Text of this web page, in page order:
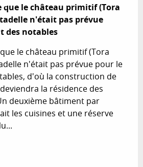
que le château primitif (Tora
n'était pas prévue
des notables
le château primitif (Tora
n'était pas prévue pour le
d'où la construction de
la résidence des
deuxième bâtiment par
les cuisines et une réserve